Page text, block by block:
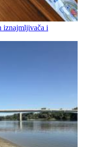
iznajmljivača i